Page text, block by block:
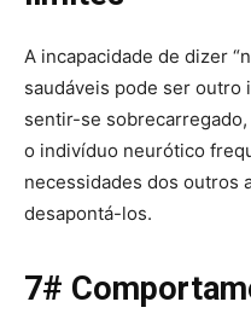
A incapacidade de dizer
saudáveis pode ser outro
sentir-se
o indivíduo neurótico
necessidades dos outros
desapontá-los.
7#